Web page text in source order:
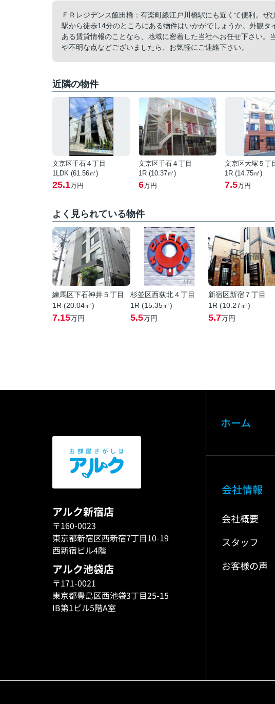
ＦＲレジデンス飯田橋：有楽町線江戸川橋駅にも近くて便利。ぜ
駅から徒歩14分のところにある物件はいかがでしょうか。外観
ある賃貸情報のことなら、地域に密着した当社へお任せ下さい
や不明な点などございましたら、お気軽にご連絡下さい。
近隣の物件
文京区千石４丁目
1LDK (61.56㎡)
25.1万円
文京区千石４丁目
1R (10.37㎡)
6万円
文京区大塚５丁
1R (14.75㎡)
7.5万円
よく見られている物件
練馬区下石神井５丁目
1R (20.04㎡)
7.15万円
杉並区西荻北４丁目
1R (15.35㎡)
5.5万円
新宿区新宿７丁目
1R (10.27㎡)
5.7万円
アルク新宿店
〒160-0023
東京都新宿区西新宿7丁目10-19
西新宿ビル4階
アルク池袋店
〒171-0021
東京都豊島区西池袋3丁目25-15
IB第1ビル5階A室
ホーム
会社情報
会社概要
スタッフ
お客様の声